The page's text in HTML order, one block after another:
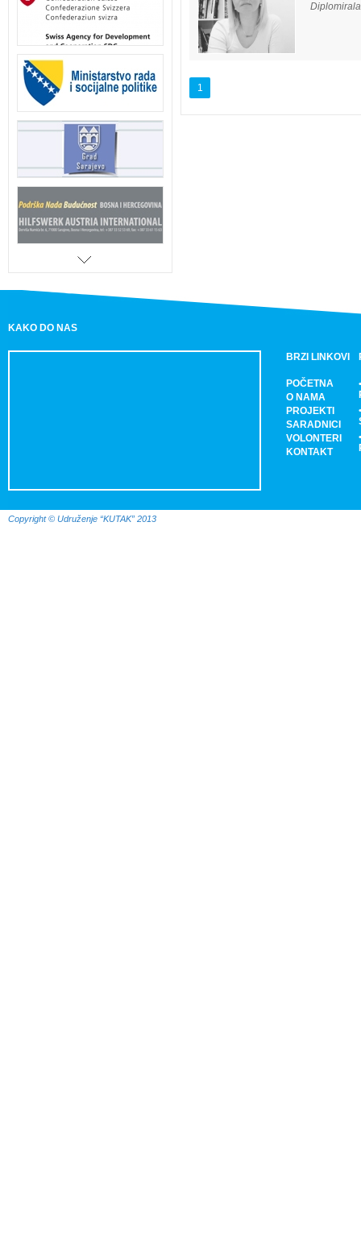
1
KAKO DO NAS
BRZI LINKOVI
POČETNA
O NAMA
PROJEKTI
SARADNICI
VOLONTERI
KONTAKT
Copyright © Udruženje “KUTAK” 2013